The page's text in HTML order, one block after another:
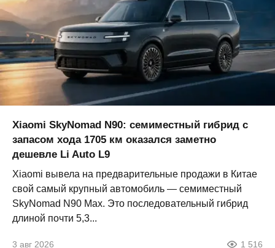
Xiaomi SkyNomad N90: семиместный гибрид с
запасом хода 1705 км оказался заметно
дешевле Li Auto L9
Xiaomi вывела на предварительные продажи в Китае
свой самый крупный автомобиль — семиместный
SkyNomad N90 Max. Это последовательный гибрид
длиной почти 5,3...
3 авг 2026 1 516